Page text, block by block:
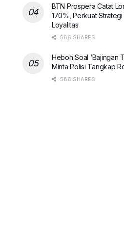
BTN Prospera Catat
170%, Perkuat
Loyalitas
586 SHARES
Heboh Soal ‘Bajingan
Minta Polisi Tangkap
586 SHARES